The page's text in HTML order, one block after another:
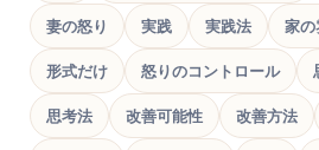
妻の怒り 実践 実践法 家の
形式だけ 怒りのコントロール
思考法 改善可能性 改善方法